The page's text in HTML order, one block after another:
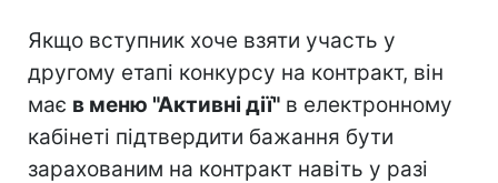
Якщо вступник хоче взяти участь у
другому етапі конкурсу на контракт, він
має в меню "Активні дії" в електронному
кабінеті підтвердити бажання бути
зарахованим на контракт навіть у разі